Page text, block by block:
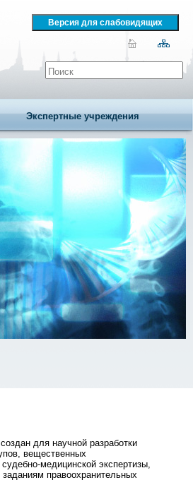
Экспертные учреждения
для научной разработки
вещественных
медицинской экспертизы,
правоохранительных